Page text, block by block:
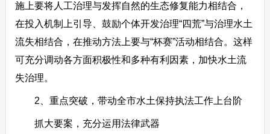
施上要将人工治理与发挥自然的生态修复能力相结合，
在投入机制上引导、鼓励个体开发治理“四荒”与治理水土
流失相结合，在推动方法上要与“杯赛”活动相结合。这样
可充分调动各方面积极性和多种有利因素，加快水土流
失治理。
2、重点突破，带动全市水土保持执法工作上台阶
抓大要案，充分运用法律武器